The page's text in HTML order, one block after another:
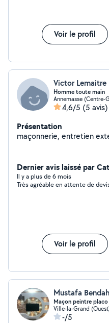
Voir le profil
Victor Lemaitre
Homme toute main
Annemasse (Centre-
4,6/5 (5 avis)
Présentation
maçonnerie, entretien
Dernier avis laissé par
Il y a plus de 6 mois
Très agréable en attente de
Voir le profil
Mustafa
Maçon peintre placo
Ville-la-Grand
-/5